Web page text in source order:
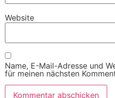
Website
Name, E-Mail-Adresse und
für meinen nächsten